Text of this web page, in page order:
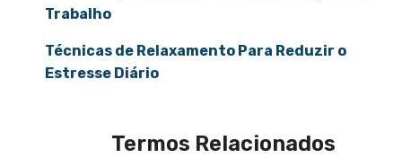
Trabalho
Técnicas de Relaxamento Para Reduzir o
Estresse Diário
Termos Relacionados